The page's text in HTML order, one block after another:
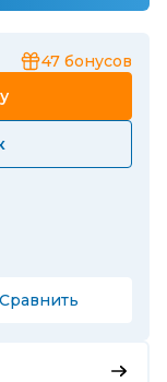
47 бонусов
Сравнить